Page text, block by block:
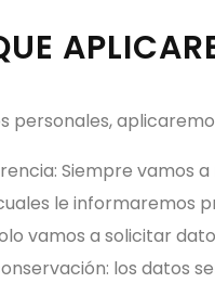
Siempre vamos
le informaremos
vamos a solicitar
los datos